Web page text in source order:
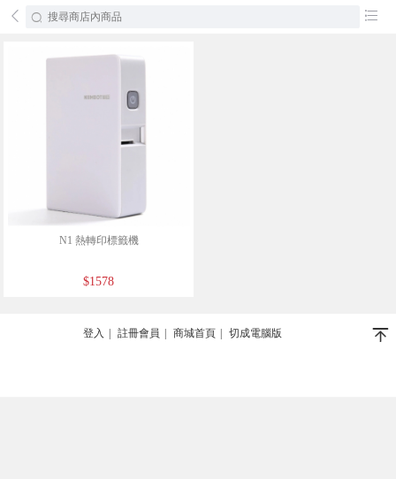
󰄕 󰂦
N1 熱轉印標籤機
$1578
登入 註冊會員 商城首頁 切成電腦版 󰄬